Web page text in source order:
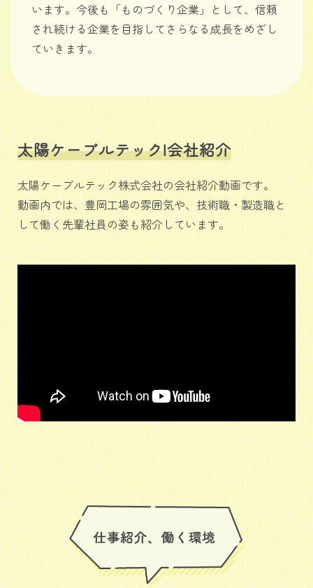
います。今後も「ものづくり企業」として、信頼
され続ける企業を目指してさらなる成長をめざし
ていきます。
太陽ケーブルテック|会社紹介
太陽ケーブルテック株式会社の会社紹介動画です。
動画内では、豊岡工場の雰囲気や、技術職・製造職と
して働く先輩社員の姿も紹介しています。